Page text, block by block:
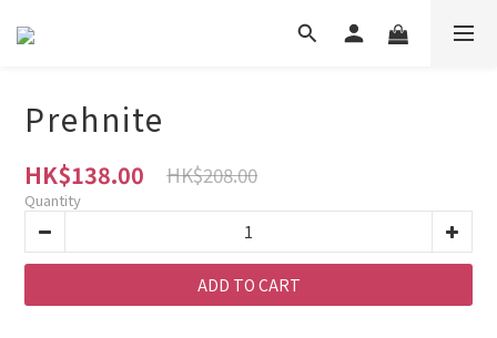
Prehnite
HK$138.00 HK$208.00
Quantity
ADD TO CART